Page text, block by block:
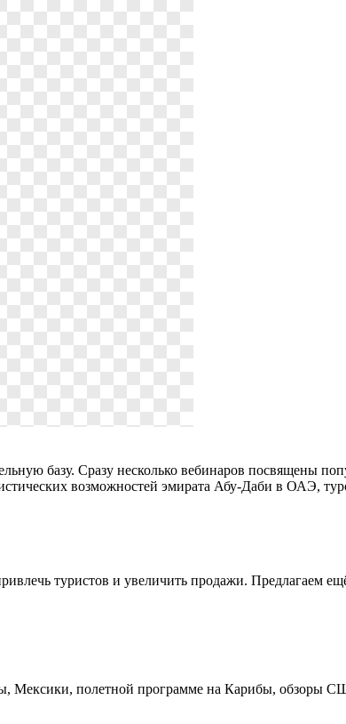
базу. Сразу несколько вебинаров посвящены
возможностей эмирата Абу-Даби в ОАЭ,
туристов и увеличить продажи. Предлагаем
Мексики, полетной программе на Карибы, обзоры